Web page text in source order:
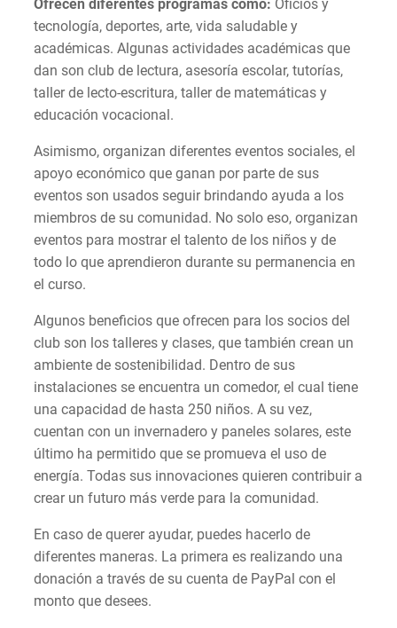
Ofrecen diferentes programas como: Oficios y
tecnología, deportes, arte, vida saludable y
académicas. Algunas actividades académicas que
dan son club de lectura, asesoría escolar, tutorías,
taller de lecto-escritura, taller de matemáticas y
educación vocacional.
Asimismo, organizan diferentes eventos sociales, el
apoyo económico que ganan por parte de sus
eventos son usados seguir brindando ayuda a los
miembros de su comunidad. No solo eso, organizan
eventos para mostrar el talento de los niños y de
todo lo que aprendieron durante su permanencia en
el curso.
Algunos beneficios que ofrecen para los socios del
club son los talleres y clases, que también crean un
ambiente de sostenibilidad. Dentro de sus
instalaciones se encuentra un comedor, el cual tiene
una capacidad de hasta 250 niños. A su vez,
cuentan con un invernadero y paneles solares, este
último ha permitido que se promueva el uso de
energía. Todas sus innovaciones quieren contribuir a
crear un futuro más verde para la comunidad.
En caso de querer ayudar, puedes hacerlo de
diferentes maneras. La primera es realizando una
donación a través de su cuenta de PayPal con el
monto que desees.